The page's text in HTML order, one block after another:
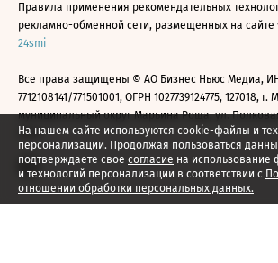
На нашем сайте используются cookie-файлы и
персонализации. Продолжая пользоваться
подтверждаете свое согласие на использование
и технологий персонализации в соответствии с
отношении обработки персональных данных.
Правила применения рекомендательных
рекламно-обменной сети, размещенных на сайте
24smi
Все права защищены © АО Бизнес Ньюс Медиа,
7712108141/771501001, ОГРН 1027739124775, 127018, г.
муниципальный округ Марьина Роща, ул.
2026